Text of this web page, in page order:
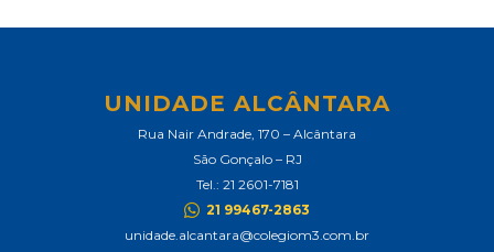
UNIDADE ALCÂNTARA
Rua Nair Andrade, 170 – Alcântara
São Gonçalo – RJ
Tel.: 21 2601-7181
21 99467-2863
unidade.alcantara@colegiom3.com.br